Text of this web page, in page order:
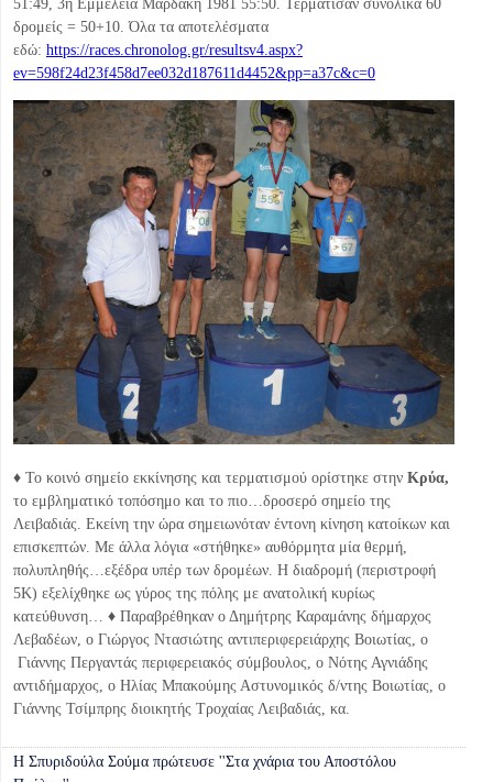
51:49, 3η Εμμέλεια Μαρδάκη 1981 55:50. Τερμάτισαν συνολικά 60
δρομείς = 50+10. Όλα τα αποτελέσματα
εδώ: https://races.chronolog.gr/resultsv4.aspx?
ev=598f24d23f458d7ee032d187611d4452&pp=a37c&c=0
♦ Το κοινό σημείο εκκίνησης και τερματισμού ορίστηκε στην Κρύα,
το εμβληματικό τοπόσημο και το πιο…δροσερό σημείο της
Λειβαδιάς. Εκείνη την ώρα σημειωνόταν έντονη κίνηση κατοίκων και
επισκεπτών. Με άλλα λόγια «στήθηκε» αυθόρμητα μία θερμή,
πολυπληθής…εξέδρα υπέρ των δρομέων. Η διαδρομή (περιστροφή
5Κ) εξελίχθηκε ως γύρος της πόλης με ανατολική κυρίως
κατεύθυνση… ♦ Παραβρέθηκαν ο Δημήτρης Καραμάνης δήμαρχος
Λεβαδέων, ο Γιώργος Ντασιώτης αντιπεριφερειάρχης Βοιωτίας, ο
Γιάννης Περγαντάς περιφερειακός σύμβουλος, ο Νότης Αγνιάδης
αντιδήμαρχος, ο Ηλίας Μπακούμης Αστυνομικός δ/ντης Βοιωτίας, ο
Γιάννης Τσίμπρης διοικητής Τροχαίας Λειβαδιάς, κα.
H Σπυριδούλα Σούμα πρώτευσε ''Στα χνάρια του Αποστόλου